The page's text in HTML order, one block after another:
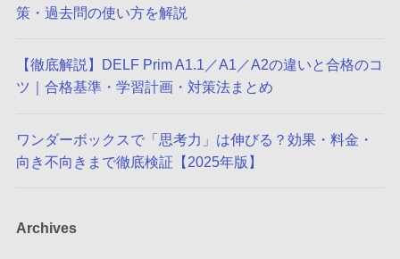
策・過去問の使い方を解説
【徹底解説】DELF Prim A1.1／A1／A2の違いと合格のコ
ツ｜合格基準・学習計画・対策法まとめ
ワンダーボックスで「思考力」は伸びる？効果・料金・
向き不向きまで徹底検証【2025年版】
Archives